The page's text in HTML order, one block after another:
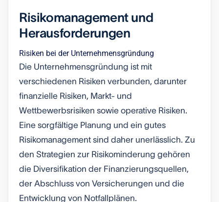
Risikomanagement und
Herausforderungen
Risiken bei der Unternehmensgründung
Die Unternehmensgründung ist mit
verschiedenen Risiken verbunden, darunter
finanzielle Risiken, Markt- und
Wettbewerbsrisiken sowie operative Risiken.
Eine sorgfältige Planung und ein gutes
Risikomanagement sind daher unerlässlich. Zu
den Strategien zur Risikominderung gehören
die Diversifikation der Finanzierungsquellen,
der Abschluss von Versicherungen und die
Entwicklung von Notfallplänen.